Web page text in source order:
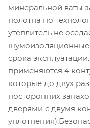
минеральной ваты
полотна по
утеплитель не
шумоизоляционные
срока
применяются 4
которые до двух
посторонних
дверями с двумя